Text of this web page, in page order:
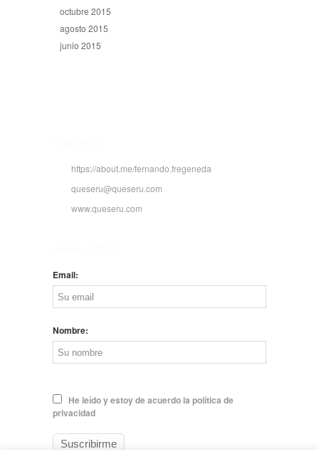
octubre 2015
agosto 2015
junio 2015
https://about.me/fernando.fregeneda
queseru@queseru.com
www.queseru.com
Email:
Nombre:
He leído y estoy de acuerdo la política de
privacidad